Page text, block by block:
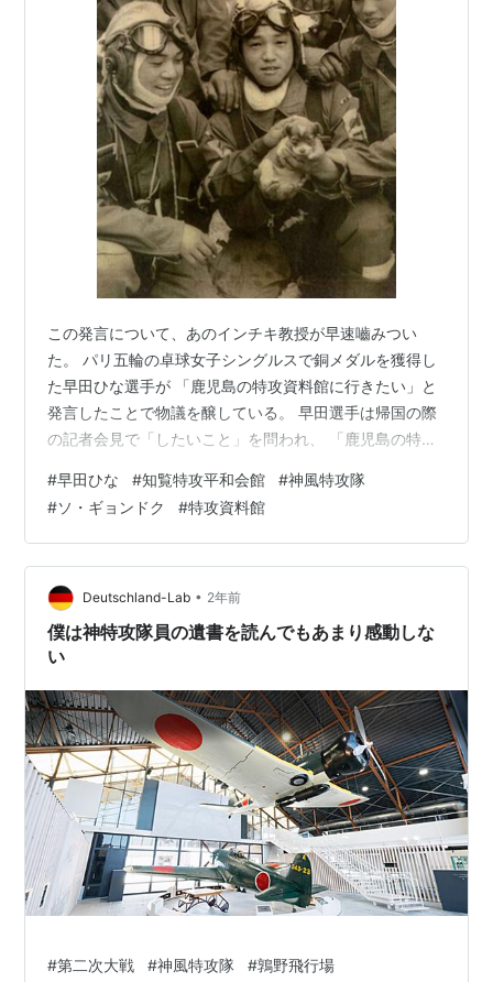
この発言について、あのインチキ教授が早速嚙みつい
た。 パリ五輪の卓球女子シングルスで銅メダルを獲得し
た早田ひな選手が 「鹿児島の特攻資料館に行きたい」と
発言したことで物議を醸している。 早田選手は帰国の際
の記者会見で「したいこと」を問われ、 「鹿児島の特攻
ではないと感じたい」と語った。 韓国・誠信女子大学の
ソ・ギョンドク教授は 「祖先の犠牲精神を称える意図の
発言に見えるが、 問題はその資料館が第2次世界大戦時
の 日本軍自殺特攻隊『神風』を称えるために建てられた
ものであることだ」 と指摘し、早田選手の発言について
「神風や旭日旗、日本軍『慰安婦…
#早田ひな #知覧特攻平和会館 #神風特攻隊
#ソ・ギョンドク #特攻資料館
Deutschland-Lab • 2年前
僕は神特攻隊員の遺書を読んでもあまり感動しな
い
#第二次大戦 #神風特攻隊 #鶉野飛行場